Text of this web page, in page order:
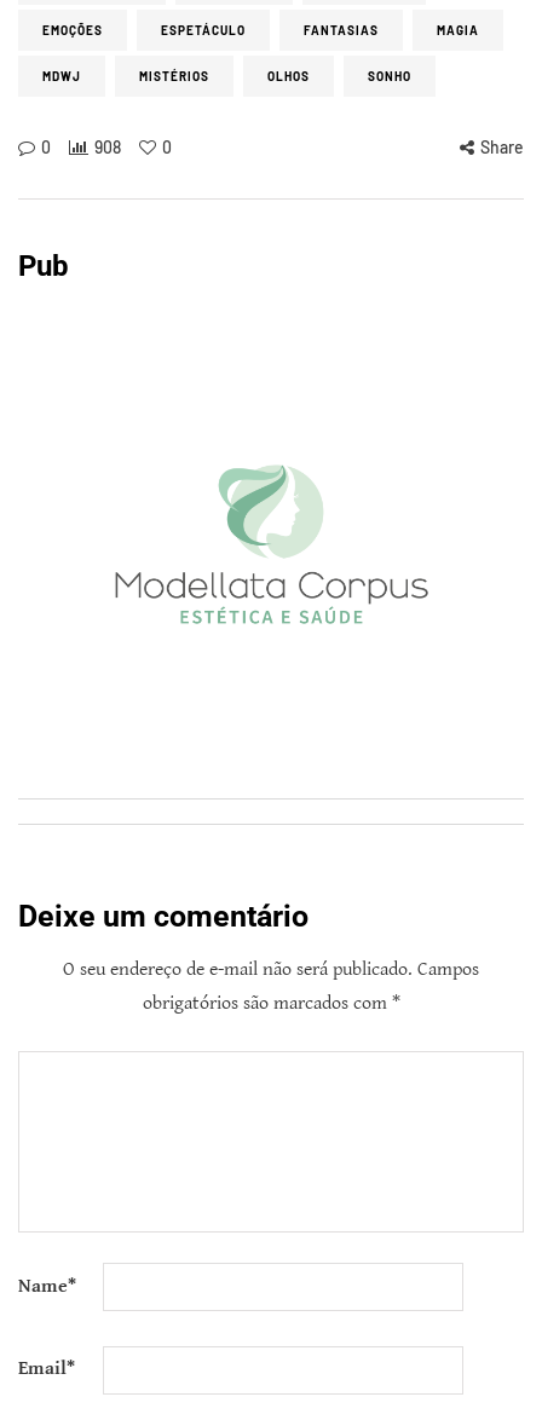
EMOÇÕES ESPETÁCULO FANTASIAS MAGIA
MDWJ MISTÉRIOS OLHOS SONHO
0 908 0 Share
Pub
Deixe um comentário
O seu endereço de e-mail não será publicado. Campos
obrigatórios são marcados com *
Name*
Email*